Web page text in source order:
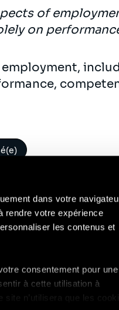
dans votre
rendre votre expérience
les contenus et
consentement pour une
à cette utilisation à
n’utilisera que les
of
on